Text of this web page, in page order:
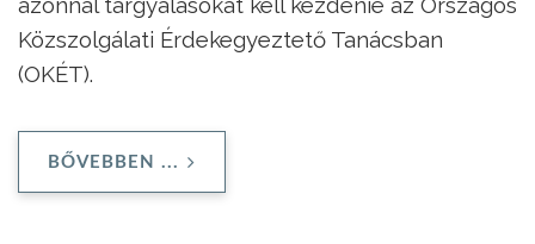
Közszolgálati Érdekegyeztető Tanácsban
(OKÉT).
BŐVEBBEN ...